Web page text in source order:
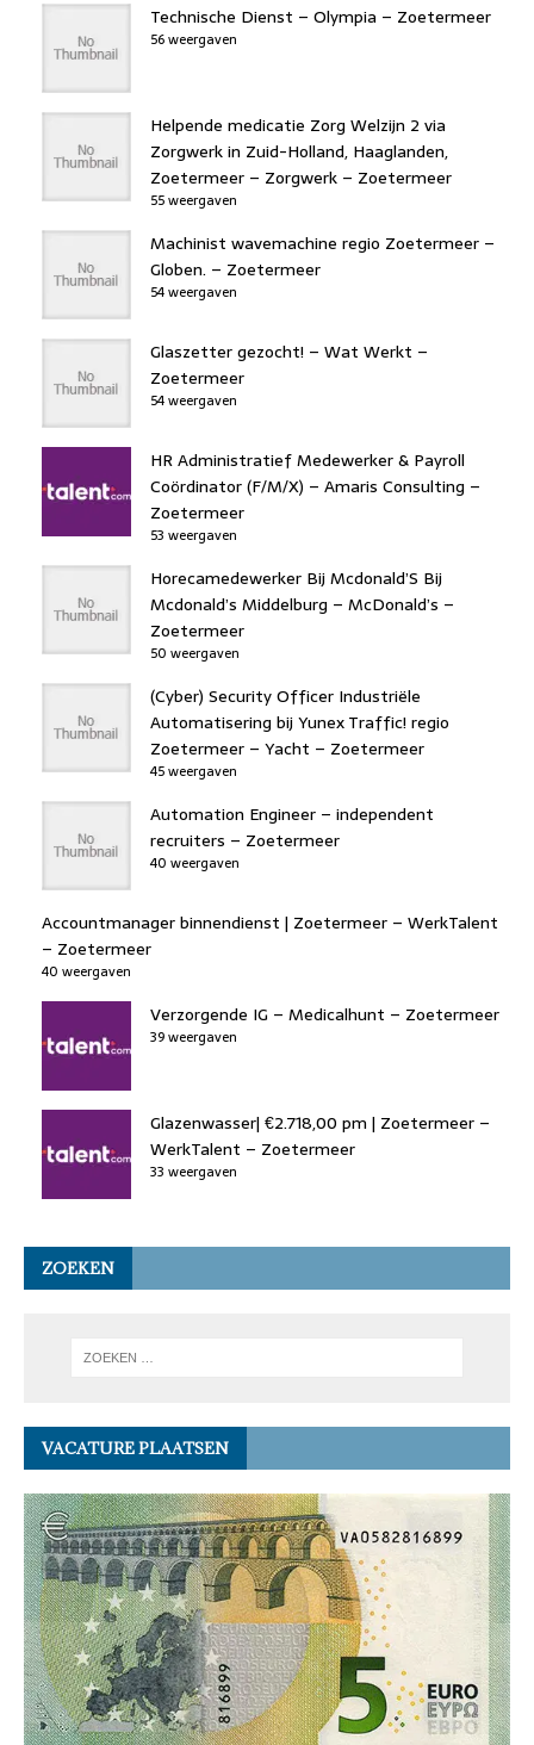
Technische Dienst – Olympia – Zoetermeer
56 weergaven
Helpende medicatie Zorg Welzijn 2 via
Zorgwerk in Zuid-Holland, Haaglanden,
Zoetermeer – Zorgwerk – Zoetermeer
55 weergaven
Machinist wavemachine regio Zoetermeer –
Globen. – Zoetermeer
54 weergaven
Glaszetter gezocht! – Wat Werkt –
Zoetermeer
54 weergaven
HR Administratief Medewerker & Payroll
Coördinator (F/M/X) – Amaris Consulting –
Zoetermeer
53 weergaven
Horecamedewerker Bij Mcdonald’S Bij
Mcdonald’s Middelburg – McDonald’s –
Zoetermeer
50 weergaven
(Cyber) Security Officer Industriële
Automatisering bij Yunex Traffic! regio
Zoetermeer – Yacht – Zoetermeer
45 weergaven
Automation Engineer – independent
recruiters – Zoetermeer
40 weergaven
Accountmanager binnendienst | Zoetermeer – WerkTalent
– Zoetermeer
40 weergaven
Verzorgende IG – Medicalhunt – Zoetermeer
39 weergaven
Glazenwasser| €2.718,00 pm | Zoetermeer –
WerkTalent – Zoetermeer
33 weergaven
ZOEKEN
VACATURE PLAATSEN